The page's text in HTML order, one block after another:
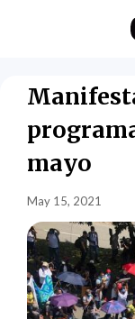
mayo
May 15, 2021